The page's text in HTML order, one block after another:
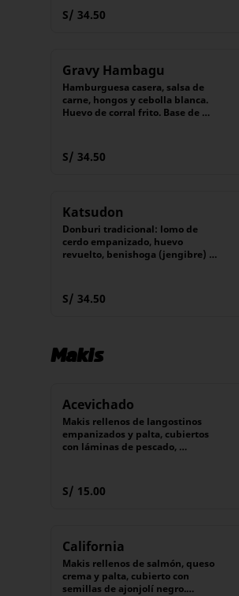
S/ 34.50
Gravy Hambagu
Hamburguesa casera, salsa de
carne, hongos y cebolla blanca.
Huevo de corral frito. Base de
S/ 34.50
Katsudon
Donburi tradicional: lomo de
cerdo empanizado, huevo
revuelto, benishoga (jengibre) y
montado con un guiso de cebolla
salteada.
S/ 34.50
Makis
Acevichado
Makis rellenos de langostinos
empanizados y palta, cubiertos
con láminas de pescado,
acevichada de la casa.
(6 piezas)
S/ 15.00
California
Makis rellenos de salmón, queso
crema y palta, cubierto con
semillas de ajonjolí negro.